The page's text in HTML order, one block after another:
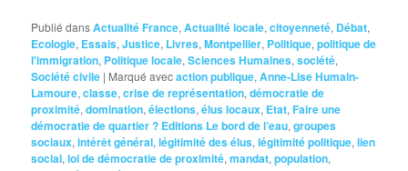
Publié dansActualité France,Actualité locale,citoyenneté, Débat,
Ecologie, Essais,Justice, Livres,Montpellier, Politique,politique de
l'immigration, Politique locale,Sciences Humaines,société,
Société civile | Marqué avecaction publique,Anne-Lise Humain-
Lamoure,classe,crise de représentation,démocratie de
proximité,domination,élections,élus locaux, Etat,Faire une
démocratie de quartier ? Editions Le bord de l’eau,groupes
sociaux,intérêt général,légitimité des élus,légitimité politique,lien
social,loi de démocratie de proximité,mandat,population,